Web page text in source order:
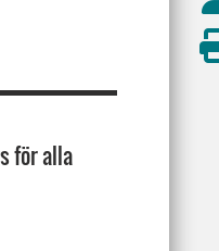
för alla